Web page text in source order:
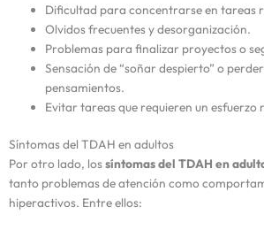
Dificultad para concentrarse en tareas
Olvidos frecuentes y desorganización.
Problemas para finalizar proyectos o
Sensación de “soñar despierto” o
pensamientos.
Evitar tareas que requieren un
Síntomas del TDAH en adultos
Por otro lado, lossíntomas del TDAH en
tanto problemas de atención como
hiperactivos. Entre ellos: